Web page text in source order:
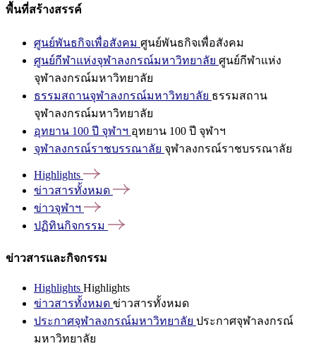
พื้นที่สร้างสรรค์
ศูนย์พันธกิจเพื่อสังคม ศูนย์พันธกิจเพื่อสังคม
ศูนย์กีฬาแห่งจุฬาลงกรณ์มหาวิทยาลัย ศูนย์กีฬาแห่ง
จุฬาลงกรณ์มหาวิทยาลัย
ธรรมสถานจุฬาลงกรณ์มหาวิทยาลัย ธรรมสถาน
จุฬาลงกรณ์มหาวิทยาลัย
อุทยาน 100 ปี จุฬาฯ อุทยาน 100 ปี จุฬาฯ
จุฬาลงกรณ์ราชบรรณาลัย จุฬาลงกรณ์ราชบรรณาลัย
Highlights
ข่าวสารทั้งหมด
ข่าวจุฬาฯ
ปฏิทินกิจกรรม
ข่าวสารและกิจกรรม
Highlights Highlights
ข่าวสารทั้งหมด ข่าวสารทั้งหมด
ประกาศจุฬาลงกรณ์มหาวิทยาลัย ประกาศจุฬาลงกรณ์
มหาวิทยาลัย